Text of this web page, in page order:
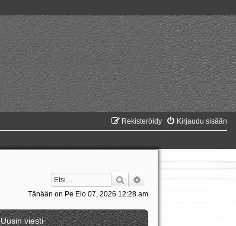
Kirjaudu sisään
Rekisteröidy
Etsi
Tänään on Pe Elo 07, 2026 12:28 am
Uusin viesti